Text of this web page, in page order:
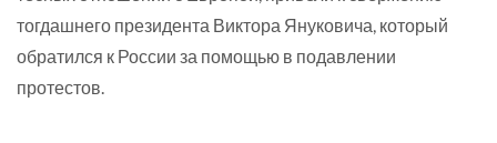
тогдашнего президента Виктора Януковича, который
обратился к России за помощью в подавлении
протестов.